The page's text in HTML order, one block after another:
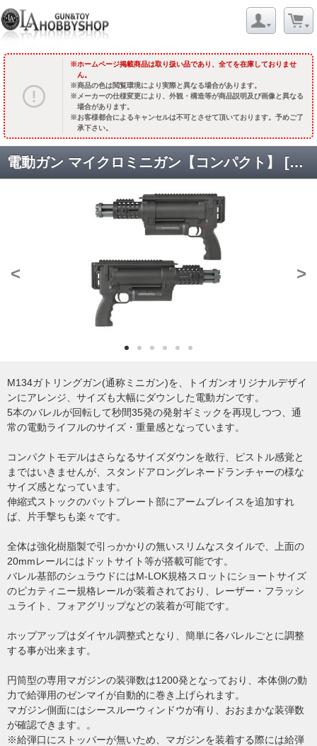
ホームページ掲載商品は取り扱い品であり、全てを在庫しておりませ
ん。
商品の色は閲覧環境により実際と異なる場合があります。
メーカーの仕様変更により、外観・構造等が商品説明及び画像と異なる
場合があります。
お客様都合によるキャンセルは不可とさせて頂いております。予めご了
承下さい。
電動ガン マイクロミニガン【コンパクト】 [取寄]
< >
M134ガトリングガン(通称ミニガン)を、トイガンオリジナルデザイ
ンにアレンジ、サイズも大幅にダウンした電動ガンです。
5本のバレルが回転して秒間35発の発射ギミックを再現しつつ、通
常の電動ライフルのサイズ・重量感となっています。
コンパクトモデルはさらなるサイズダウンを敢行、ピストル感覚と
まではいきませんが、スタンドアロングレネードランチャーの様な
サイズ感となっています。
伸縮式ストックのバットプレート部にアームブレイスを追加すれ
ば、片手撃ちも楽々です。
全体は強化樹脂製で引っかかりの無いスリムなスタイルで、上面の
20mmレールにはドットサイト等が搭載可能です。
バレル基部のシュラウドにはM-LOK規格スロットにショートサイズ
のピカティニー規格レールが装着されており、レーザー・フラッシ
ュライト、フォアグリップなどの装着が可能です。
ホップアップはダイヤル調整式となり、簡単に各バレルごとに調整
する事が出来ます。
円筒型の専用マガジンの装弾数は1200発となっており、本体側の動
力で給弾用のゼンマイが自動的に巻き上げられます。
マガジン側面にはシースルーウィンドウが有り、おおまかな装弾数
が確認できます。。
※給弾口にストッパーが無いため、マガジンを装着する際には給弾